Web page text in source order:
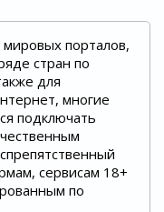
порталов,
стран по
для
многие
подключать
сервисам 18+
по